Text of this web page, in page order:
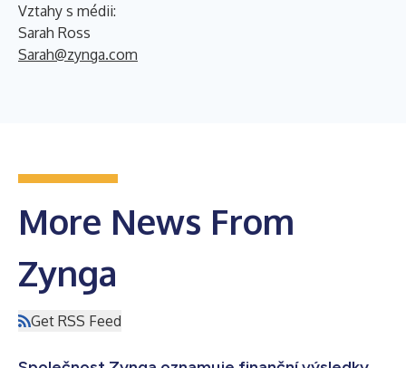
Vztahy s médii:
Sarah Ross
Sarah@zynga.com
More News From
Zynga
Get RSS Feed